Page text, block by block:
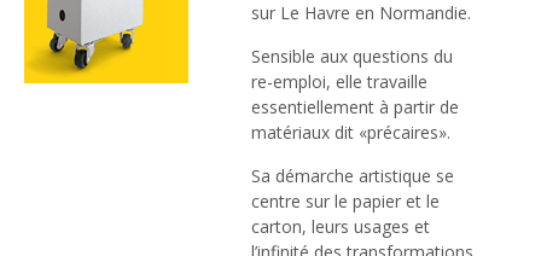
sur Le Havre en Normandie.
Sensible aux questions du
re-emploi, elle travaille
essentiellement à partir de
matériaux dit «précaires».
Sa démarche artistique se
centre sur le papier et le
carton, leurs usages et